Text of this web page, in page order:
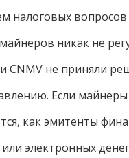
налоговых
никак не
CNMV не приняли
Если майнеры
как эмитенты
электронных